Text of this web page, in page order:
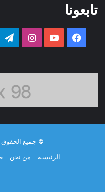
تابعونا
فيسبوك ‫YouTubeانستقرام
© جميع الحقوق
الرئيسية
من نحن